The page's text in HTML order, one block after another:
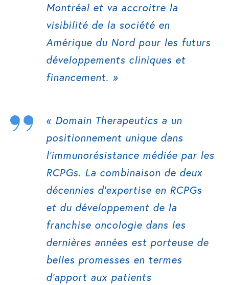
Montréal et va accroitre la
visibilité de la société en
Amérique du Nord pour les futurs
développements cliniques et
financement. »
« Domain Therapeutics a un
positionnement unique dans
l’immunorésistance médiée par les
RCPGs. La combinaison de deux
décennies d’expertise en RCPGs
et du développement de la
franchise oncologie dans les
dernières années est porteuse de
belles promesses en termes
d’apport aux patients